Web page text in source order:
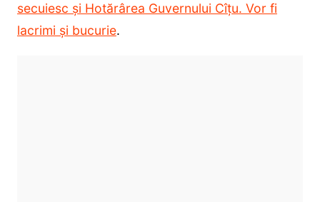
secuiesc și Hotărârea Guvernului Cîțu. Vor fi
lacrimi și bucurie.